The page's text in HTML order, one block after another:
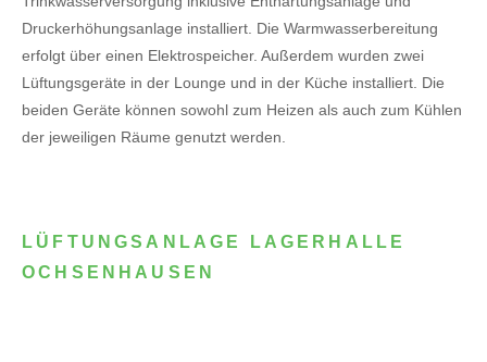
Druckerhöhungsanlage installiert. Die Warmwasserbereitung
erfolgt über einen Elektrospeicher. Außerdem wurden zwei
Lüftungsgeräte in der Lounge und in der Küche installiert. Die
beiden Geräte können sowohl zum Heizen als auch zum Kühlen
der jeweiligen Räume genutzt werden.
LÜFTUNGSANLAGE LAGERHALLE
OCHSENHAUSEN